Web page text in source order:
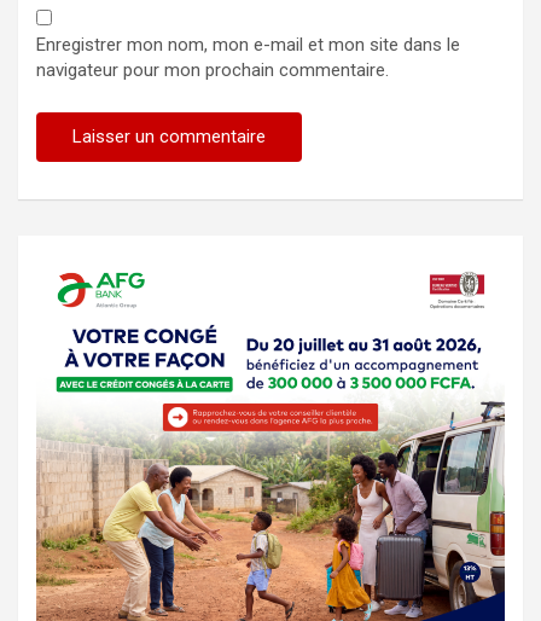
Enregistrer mon nom, mon e-mail et mon site dans le
navigateur pour mon prochain commentaire.